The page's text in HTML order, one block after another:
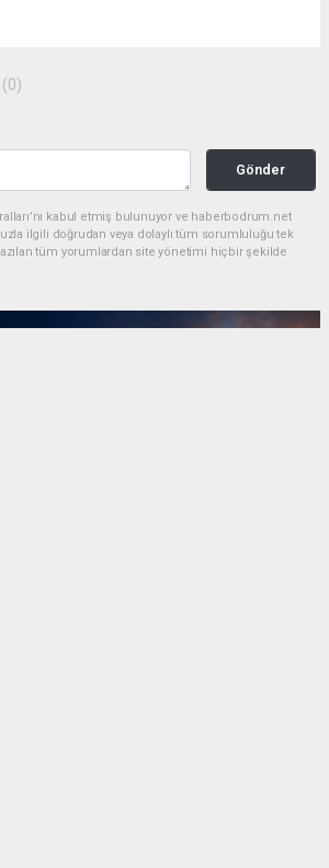
(0)
Gönder
kabul etmiş bulunuyor ve haberbodrum.net
ilgili doğrudan veya dolaylı tüm sorumluluğu tek
tüm yorumlardan site yönetimi hiçbir şekilde